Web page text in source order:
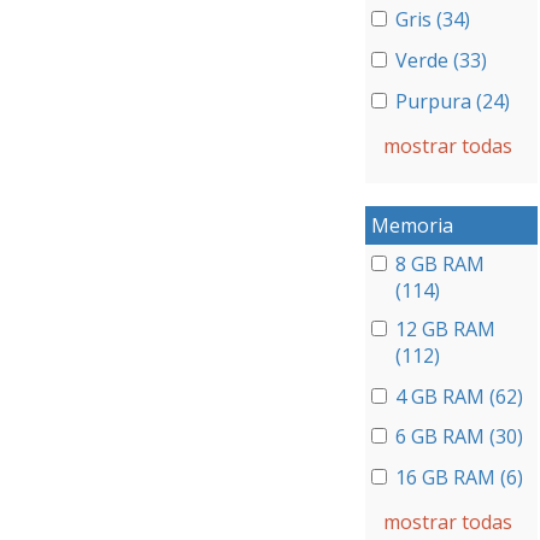
Gris (34)
Verde (33)
Purpura (24)
mostrar todas
Memoria
8 GB RAM
(114)
12 GB RAM
(112)
4 GB RAM (62)
6 GB RAM (30)
16 GB RAM (6)
mostrar todas